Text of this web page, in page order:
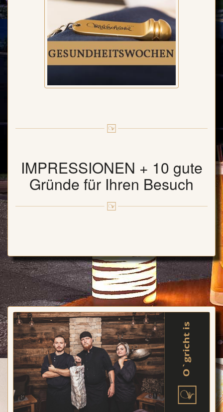
IMPRESSIONEN + 10 gute
Gründe für Ihren Besuch